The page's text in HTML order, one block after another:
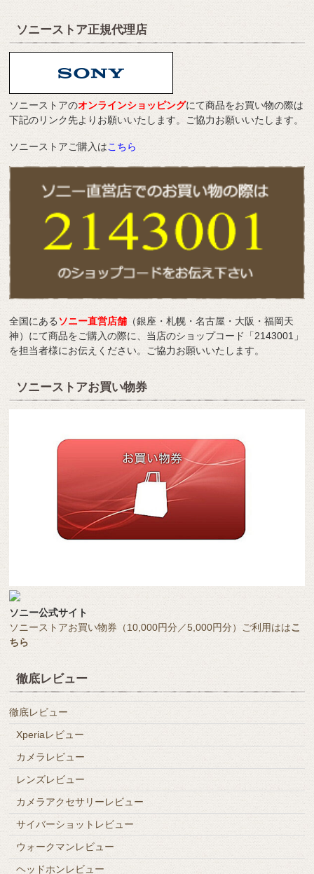
ソニーストア正規代理店
ソニーストアのオンラインショッピングにて商品をお買い物の際は
下記のリンク先よりお願いいたします。ご協力お願いいたします。
ソニーストアご購入はこちら
全国にあるソニー直営店舗 （銀座・札幌・名古屋・大阪・福岡天
神）にて商品をご購入の際に、当店のショップコード「2143001」
を担当者様にお伝えください。ご協力お願いいたします。
ソニーストアお買い物券
ソニー公式サイト
ソニーストアお買い物券（10,000円分／5,000円分）ご利用ははこ
ちら
徹底レビュー
徹底レビュー
Xperiaレビュー
カメラレビュー
レンズレビュー
カメラアクセサリーレビュー
サイバーショットレビュー
ウォークマンレビュー
ヘッドホンレビュー